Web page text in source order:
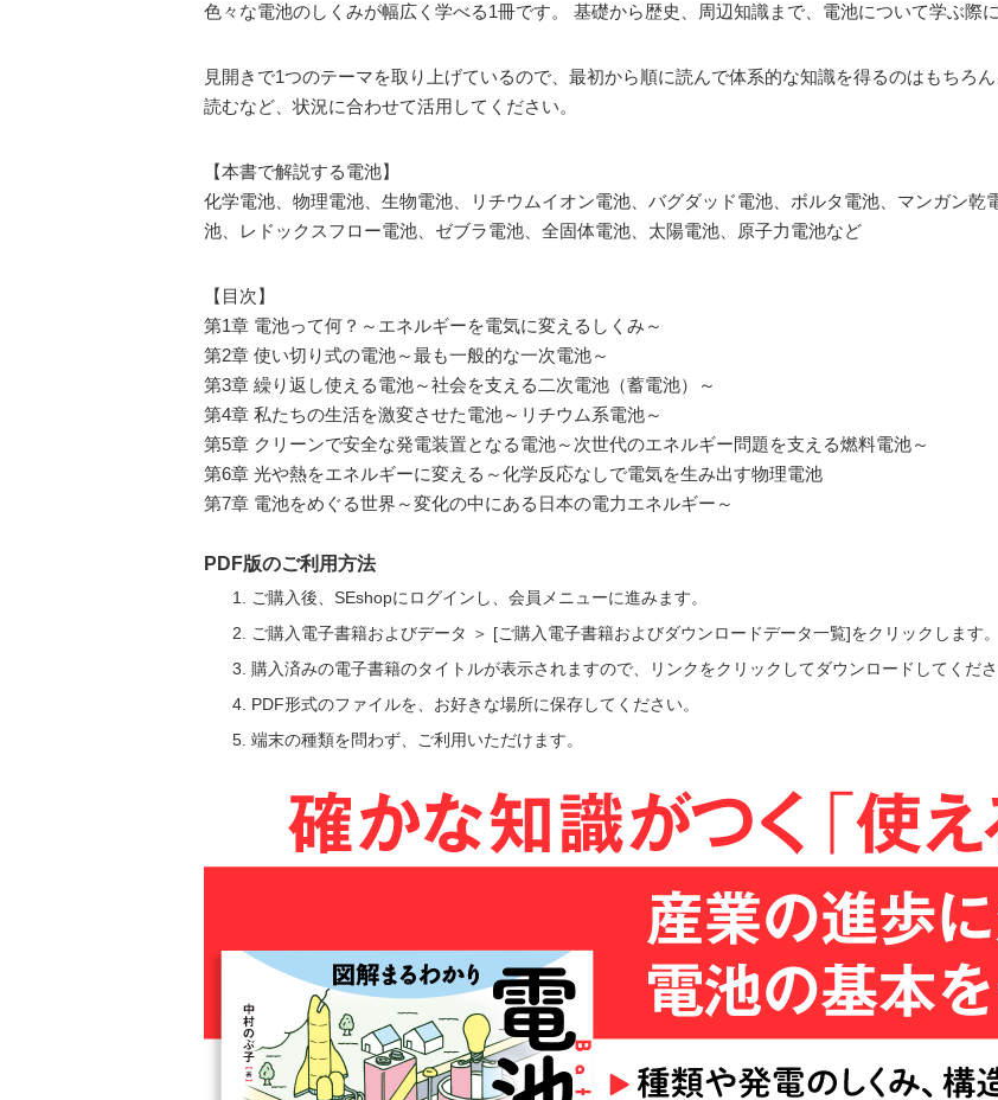
色々な電池のしくみが幅広く学べる1冊です。 基礎から歴史、周辺知識まで、電池について学ぶ際
見開きで1つのテーマを取り上げているので、最初から順に読んで体系的な知識を得るのはもちろ
読むなど、状況に合わせて活用してください。
【本書で解説する電池】
化学電池、物理電池、生物電池、リチウムイオン電池、バグダッド電池、ボルタ電池、マンガン乾
池、レドックスフロー電池、ゼブラ電池、全固体電池、太陽電池、原子力電池など
【目次】
第1章 電池って何？～エネルギーを電気に変えるしくみ～
第2章 使い切り式の電池～最も一般的な一次電池～
第3章 繰り返し使える電池～社会を支える二次電池（蓄電池）～
第4章 私たちの生活を激変させた電池～リチウム系電池～
第5章 クリーンで安全な発電装置となる電池～次世代のエネルギー問題を支える燃料電池～
第6章 光や熱をエネルギーに変える～化学反応なしで電気を生み出す物理電池
第7章 電池をめぐる世界～変化の中にある日本の電力エネルギー～
PDF版のご利用方法
ご購入後、SEshopにログインし、会員メニューに進みます。
ご購入電子書籍およびデータ ＞ [ご購入電子書籍およびダウンロードデータ一覧]をクリックします。
購入済みの電子書籍のタイトルが表示されますので、リンクをクリックしてダウンロードしてくださ
PDF形式のファイルを、お好きな場所に保存してください。
端末の種類を問わず、ご利用いただけます。